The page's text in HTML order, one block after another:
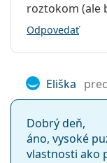
roztokom (ale
Odpovedať
Eliška
Dobrý deň,
áno, vysoké
vlastnosti ako